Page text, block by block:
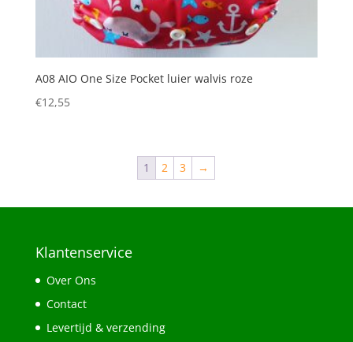
A08 AIO One Size Pocket luier walvis roze
€12,55
1 2 3 →
Klantenservice
Over Ons
Contact
Levertijd & verzending